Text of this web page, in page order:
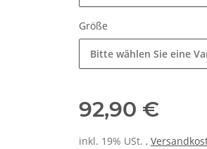
Größe
Bitte wählen Sie eine
92,90 €
inkl. 19% USt. ,